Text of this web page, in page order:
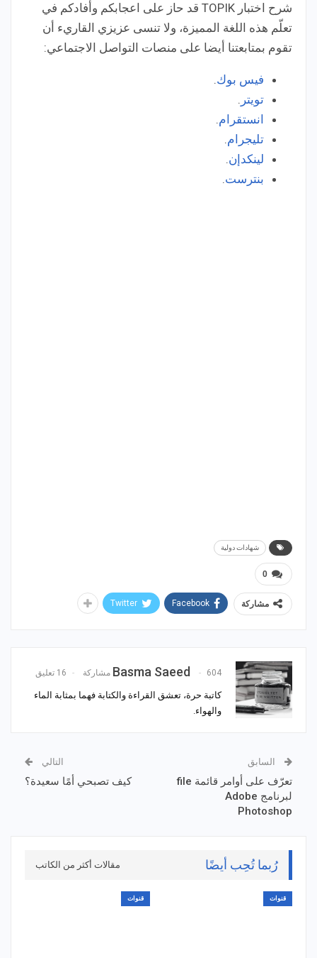
شرح اختبار TOPIK قد حاز على اعجابكم وأفادكم في
تعلّم هذه اللغة المميزة، ولا تنسى عزيزي القاريء أن
تقوم بمتابعتنا أيضا على منصات التواصل الاجتماعي:
فيس بوك.
تويتر .
انستقرام.
تليجرام.
لينكدإن.
بنترست.
شهادات دولية
0
مشاركة Facebook
Twitter
Basma Saeed 604 مشاركة 16 تعليق
كاتبة حرة، تعشق القراءة والكتابة فهما بمثابة الماء
والهواء.
السابق
تعرّف على أوامر قائمة file
لبرنامج Adobe
Photoshop
التالي
كيف تصبحي أمًا سعيدة؟
رُبما تُحِب أيضًا مقالات أكثر من الكاتب
قنوات قنوات